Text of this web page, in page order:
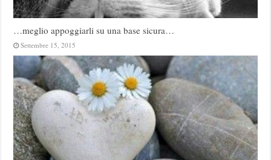
…meglio appoggiarli su una base sicura…
Settembre 15, 2015